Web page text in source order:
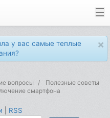
×
у вас самые теплые
вопросы
Полезные советы
смартфона
RSS